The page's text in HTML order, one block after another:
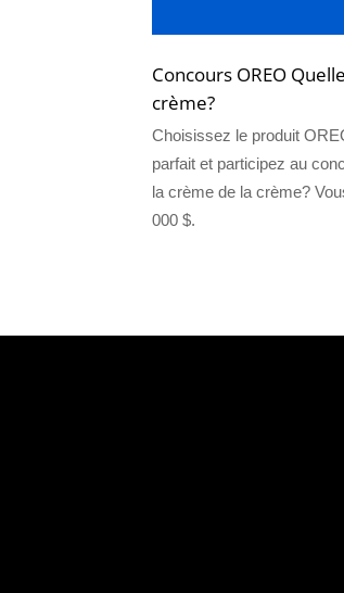
Concours OREO
crème?
Choisissez le produit
parfait et participez au
la crème de la crème?
000 $.